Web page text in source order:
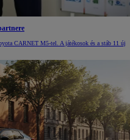
CARNET M5-tel. A játékosok és a stáb 11 új